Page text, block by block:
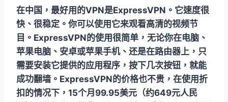
在中国，最好用的VPN是ExpressVPN。它速度很
快、很稳定。你可以使用它来观看高清的视频节
目。ExpressVPN的使用很简单，无论你在电脑、
苹果电脑、安卓或苹果手机、还是在路由器上，只
需要安装它提供的应用程序，按下几次按钮，就能
成功翻墙。ExpressVPN的价格也不贵，在使用折
扣的情况下，15个月99.95美元（约649元人民